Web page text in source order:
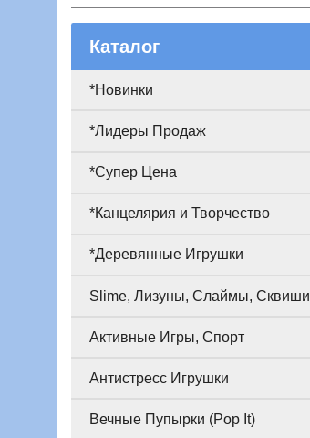
Каталог
*Новинки
*Лидеры Продаж
*Супер Цена
*Канцелярия и Творчество
*Деревянные Игрушки
Slime, Лизуны, Слаймы, Сквиши
Активные Игры, Спорт
Антистресс Игрушки
Вечные Пупырки (Pop It)